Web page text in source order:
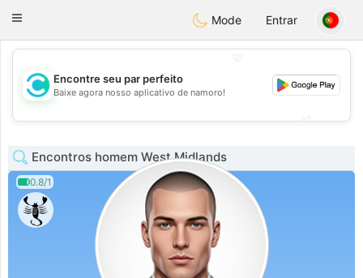
olombiaCitas
Toggle
Mode Entrar
💖
💕
Encontre seu par perfeito
Baixe agora nosso aplicativo de namoro!
Encontros homem West Midlands
0.8/1